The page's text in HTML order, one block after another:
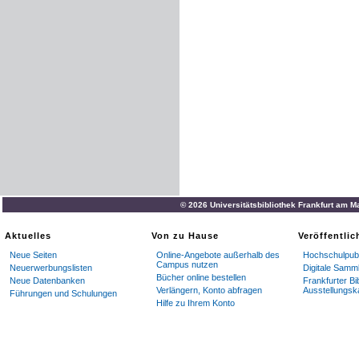
© 2026 Universitätsbibliothek Frankfurt am
Aktuelles
Neue Seiten
Neuerwerbungslisten
Neue Datenbanken
Führungen und Schulungen
Von zu Hause
Online-Angebote außerhalb des
Campus nutzen
Bücher online bestellen
Verlängern, Konto abfragen
Hilfe zu Ihrem Konto
Digitale
Frankfurter